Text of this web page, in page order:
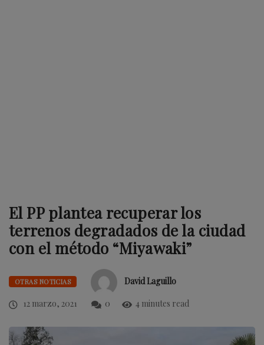
El PP plantea recuperar los
terrenos degradados de la ciudad
con el método “Miyawaki”
OTRAS NOTICIAS
David Laguillo
12 marzo, 2021
0 4 minutes read